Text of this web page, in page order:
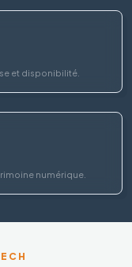
et disponibilité.
numérique.